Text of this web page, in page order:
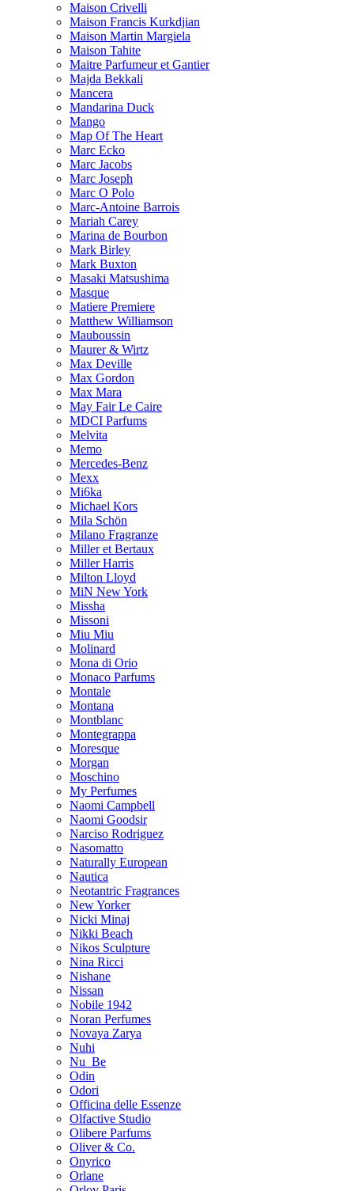
Maison Crivelli
Maison Francis Kurkdjian
Maison Martin Margiela
Maison Tahite
Maitre Parfumeur et Gantier
Majda Bekkali
Mancera
Mandarina Duck
Mango
Map Of The Heart
Marc Ecko
Marc Jacobs
Marc Joseph
Marc O Polo
Marc-Antoine Barrois
Mariah Carey
Marina de Bourbon
Mark Birley
Mark Buxton
Masaki Matsushima
Masque
Matiere Premiere
Matthew Williamson
Mauboussin
Maurer & Wirtz
Max Deville
Max Gordon
Max Mara
May Fair Le Caire
MDCI Parfums
Melvita
Memo
Mercedes-Benz
Mexx
Mi6ka
Michael Kors
Mila Schön
Milano Fragranze
Miller et Bertaux
Miller Harris
Milton Lloyd
MiN New York
Missha
Missoni
Miu Miu
Molinard
Mona di Orio
Monaco Parfums
Montale
Montana
Montblanc
Montegrappa
Moresque
Morgan
Moschino
My Perfumes
Naomi Campbell
Naomi Goodsir
Narciso Rodriguez
Nasomatto
Naturally European
Nautica
Neotantric Fragrances
New Yorker
Nicki Minaj
Nikki Beach
Nikos Sculpture
Nina Ricci
Nishane
Nissan
Nobile 1942
Noran Perfumes
Novaya Zarya
Nuhi
Nu_Be
Odin
Odori
Officina delle Essenze
Olfactive Studio
Olibere Parfums
Oliver & Co.
Onyrico
Orlane